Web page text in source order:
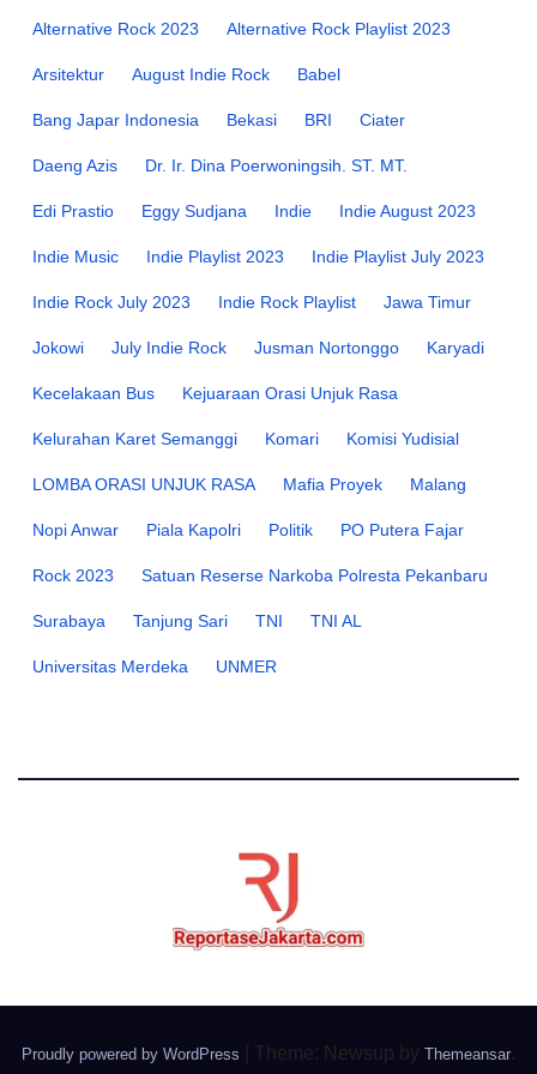
Alternative Rock 2023 Alternative Rock Playlist 2023
Arsitektur August Indie Rock Babel
Bang Japar Indonesia Bekasi BRI Ciater
Daeng Azis Dr. Ir. Dina Poerwoningsih. ST. MT.
Edi Prastio Eggy Sudjana Indie Indie August 2023
Indie Music Indie Playlist 2023 Indie Playlist July 2023
Indie Rock July 2023 Indie Rock Playlist Jawa Timur
Jokowi July Indie Rock Jusman Nortonggo Karyadi
Kecelakaan Bus Kejuaraan Orasi Unjuk Rasa
Kelurahan Karet Semanggi Komari Komisi Yudisial
LOMBA ORASI UNJUK RASA Mafia Proyek Malang
Nopi Anwar Piala Kapolri Politik PO Putera Fajar
Rock 2023 Satuan Reserse Narkoba Polresta Pekanbaru
Surabaya Tanjung Sari TNI TNI AL
Universitas Merdeka UNMER
Proudly powered by WordPress Theme: Newsup by Themeansar.